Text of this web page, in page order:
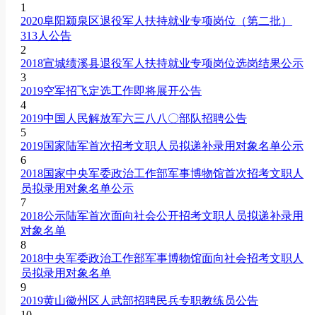
1
2020阜阳颍泉区退役军人扶持就业专项岗位（第二批）
313人公告
2
2018宣城绩溪县退役军人扶持就业专项岗位选岗结果公示
3
2019空军招飞定选工作即将展开公告
4
2019中国人民解放军六三八八〇部队招聘公告
5
2019国家陆军首次招考文职人员拟递补录用对象名单公示
6
2018国家中央军委政治工作部军事博物馆首次招考文职人
员拟录用对象名单公示
7
2018公示陆军首次面向社会公开招考文职人员拟递补录用
对象名单
8
2018中央军委政治工作部军事博物馆面向社会招考文职人
员拟录用对象名单
9
2019黄山徽州区人武部招聘民兵专职教练员公告